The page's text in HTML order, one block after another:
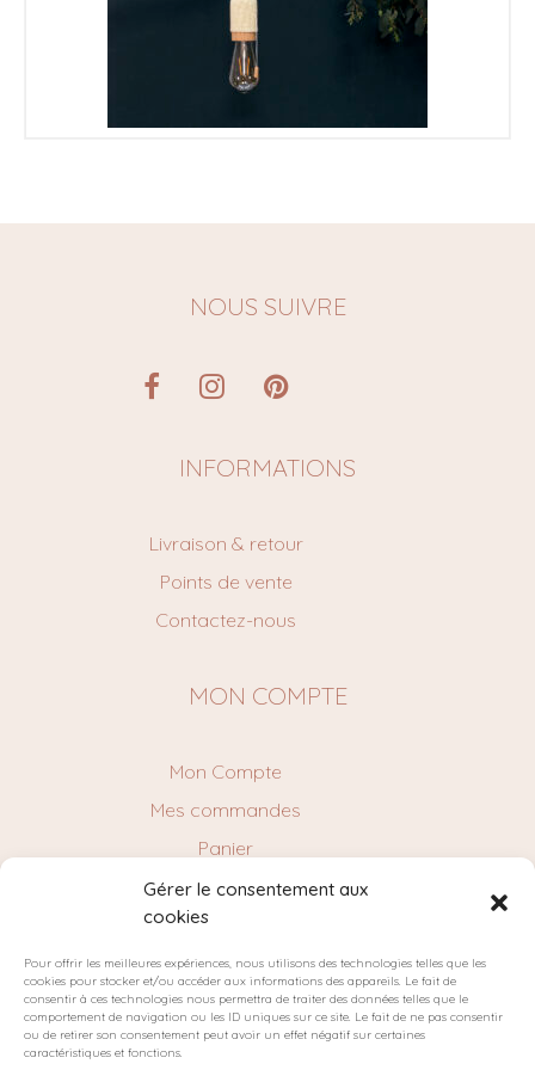
Gérer le consentement aux
cookies
Pour offrir les meilleures expériences, nous utilisons des technologies telles que les
cookies pour stocker et/ou accéder aux informations des appareils. Le fait de
consentir à ces technologies nous permettra de traiter des données telles que le
comportement de navigation ou les ID uniques sur ce site. Le fait de ne pas consentir
ou de retirer son consentement peut avoir un effet négatif sur certaines
caractéristiques et fonctions.
NOUS SUIVRE
INFORMATIONS
Livraison & retour
Points de vente
Contactez-nous
MON COMPTE
Mon Compte
Mes commandes
Panier
NEWSLETTER